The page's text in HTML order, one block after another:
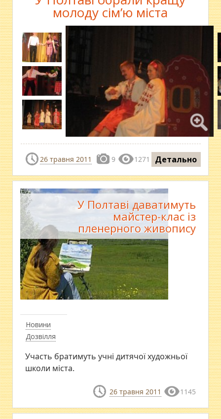
молоду сім’ю міста
26 травня 2011 9 1271 Детально
Новини
Дозвілля
У Полтаві даватимуть
майстер-клас із
пленерного живопису
Участь братимуть учні дитячої художньої
школи міста.
26 травня 2011 1145